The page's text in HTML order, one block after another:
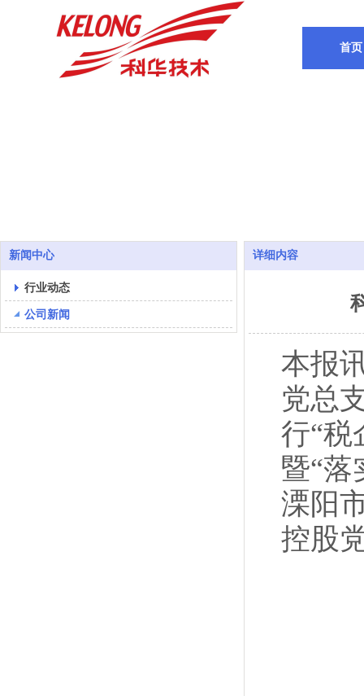
首页
新闻中心
行业动态
公司新闻
详细内容
本报
党总
行“税
暨“落
溧阳
控股